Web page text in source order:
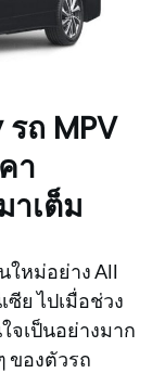
ถ MPV
า
าเต็ม
ใหม่อย่าง All
ซีย ไปเมื่อช่วง
จเป็นอย่างมาก
ของตัวรถ